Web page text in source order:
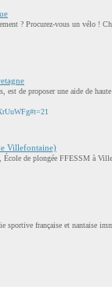
? Procurez-vous un vélo !
est de proposer une aide de
Villefontaine)
École de plongée FFESSM à
sportive française et nantaise